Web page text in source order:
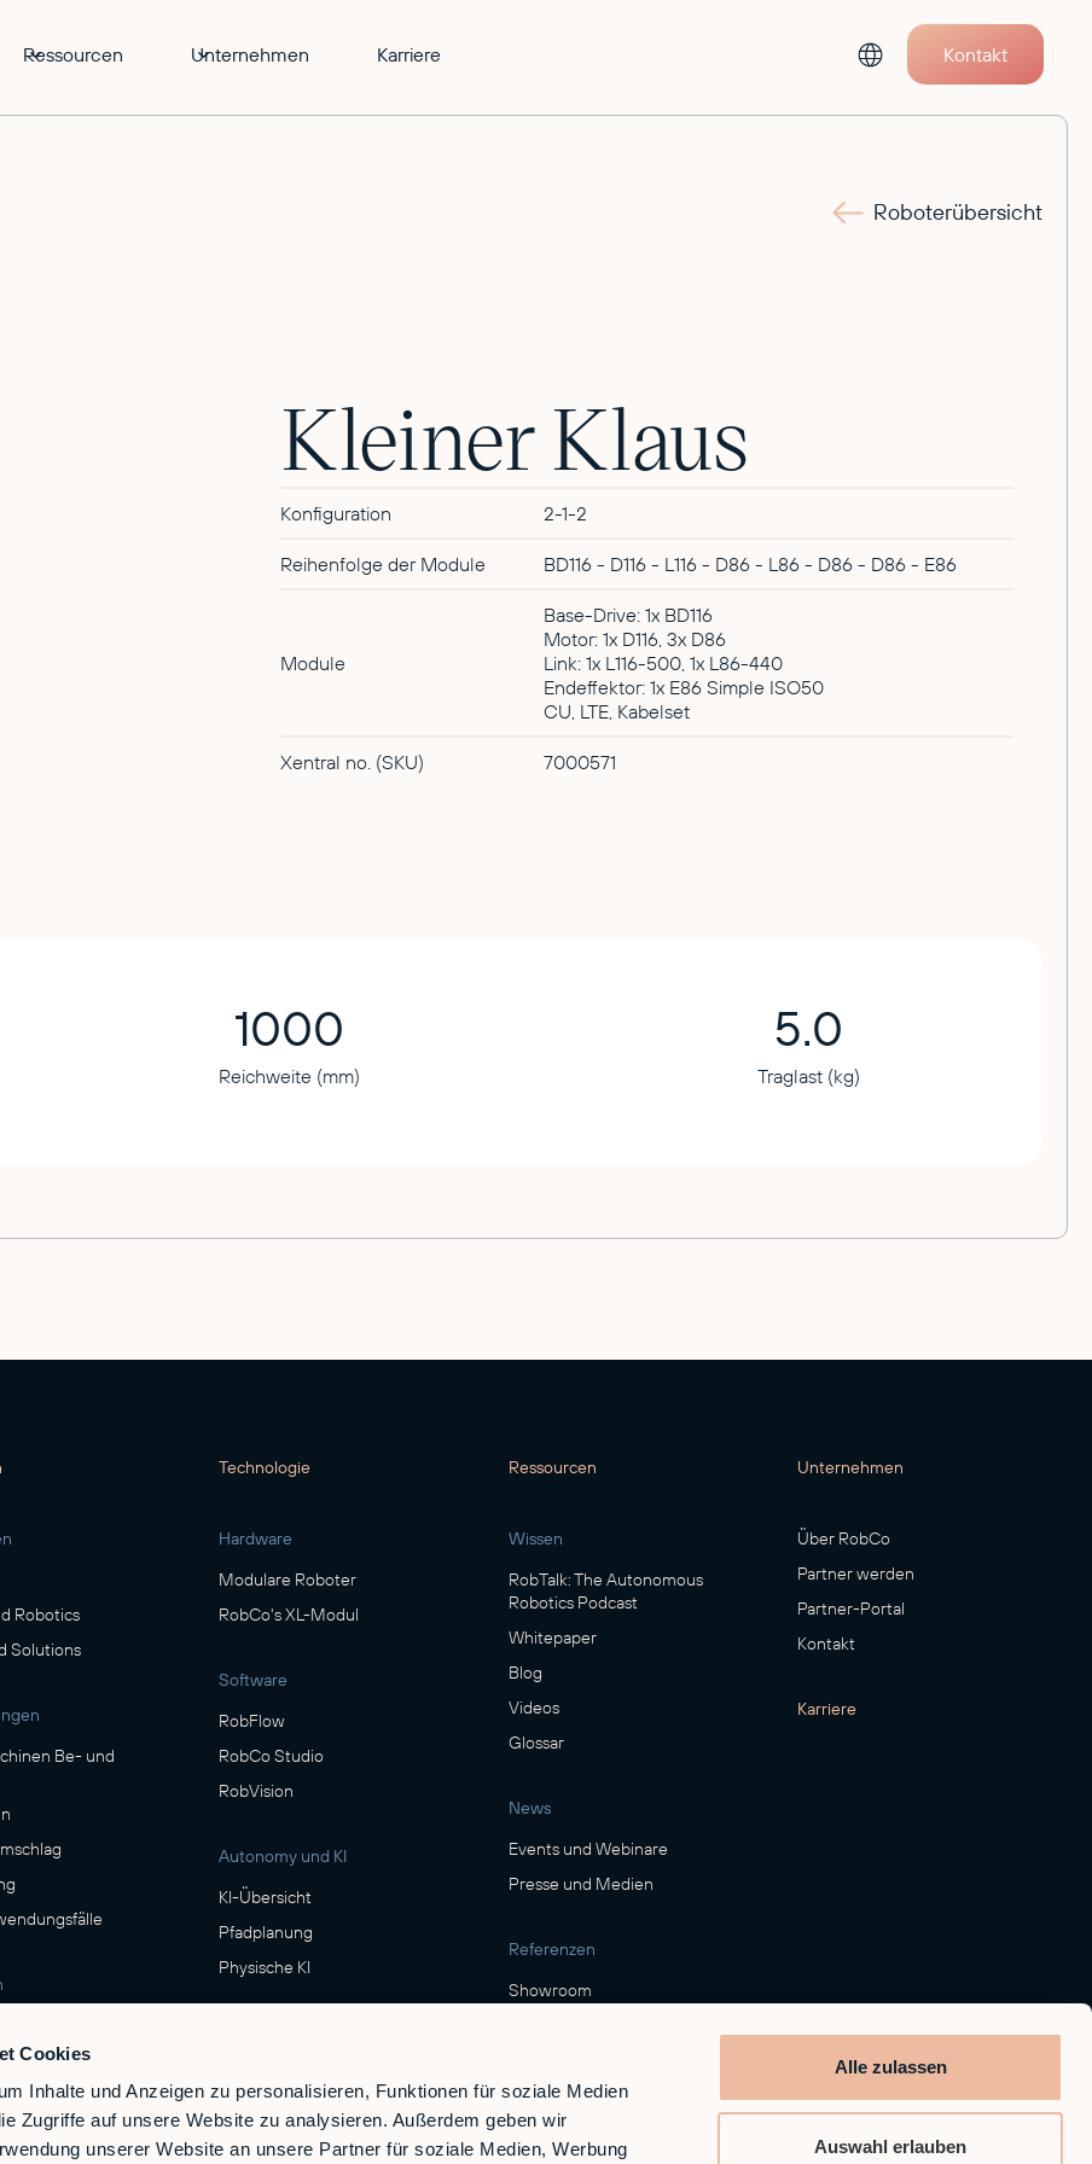
Cookies
Inhalte und Anzeigen zu personalisieren, Funktionen für soziale Medien
Zugriffe auf unsere Website zu analysieren. Außerdem geben wir
unserer Website an unsere Partner für soziale Medien, Werbung
Alle zulassen
Auswahl erlauben
Ressourcen Unternehmen Karriere Kontakt
Roboterübersicht
Kleiner Klaus
Konfiguration 2-1-2
Reihenfolge der Module BD116 - D116 - L116 - D86 - L86 - D86 - D86 - E86
Module
Base-Drive: 1x BD116
Motor: 1x D116, 3x D86
Link: 1x L116-500, 1x L86-440
Endeffektor: 1x E86 Simple ISO50
CU, LTE, Kabelset
Xentral no. (SKU) 7000571
1000
Reichweite (mm)
5.0
Traglast (kg)
Robotics
Solutions
Be- und
& Getränke
Technologie
Hardware
Modulare Roboter
RobCo's XL-Modul
Software
RobFlow
RobCo Studio
RobVision
Autonomy und KI
KI-Übersicht
Pfadplanung
Physische KI
Ressourcen
Wissen
RobTalk: The Autonomous
Robotics Podcast
Whitepaper
Blog
Videos
Glossar
News
Events und Webinare
Presse und Medien
Referenzen
Showroom
Unternehmen
Über RobCo
Partner werden
Partner-Portal
Kontakt
Karriere